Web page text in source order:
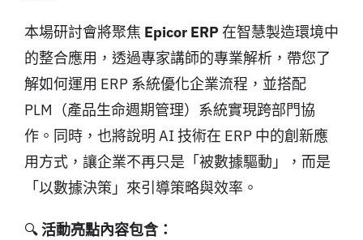
本場研討會將聚焦 Epicor ERP 在智慧製造環境中
的整合應用，透過專家講師的專業解析，帶您了
解如何運用 ERP 系統優化企業流程，並搭配
PLM（產品生命週期管理）系統實現跨部門協
作。同時，也將說明 AI 技術在 ERP 中的創新應
用方式，讓企業不再只是「被數據驅動」，而是
「以數據決策」來引導策略與效率。
🔍活動亮點內容包含：